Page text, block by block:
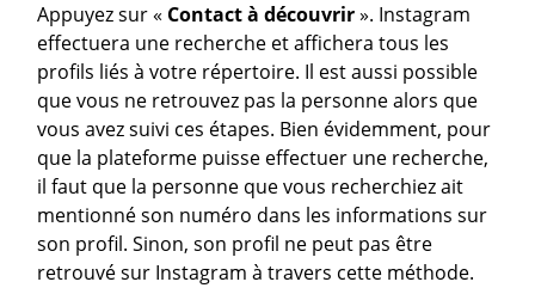
Appuyez sur « Contact à découvrir». Instagram
effectuera une recherche et affichera tous les
profils liés à votre répertoire. Il est aussi possible
que vous ne retrouvez pas la personne alors que
vous avez suivi ces étapes. Bien évidemment, pour
que la plateforme puisse effectuer une recherche,
il faut que la personne que vous recherchiez ait
mentionné son numéro dans les informations sur
son profil. Sinon, son profil ne peut pas être
retrouvé sur Instagram à travers cette méthode.